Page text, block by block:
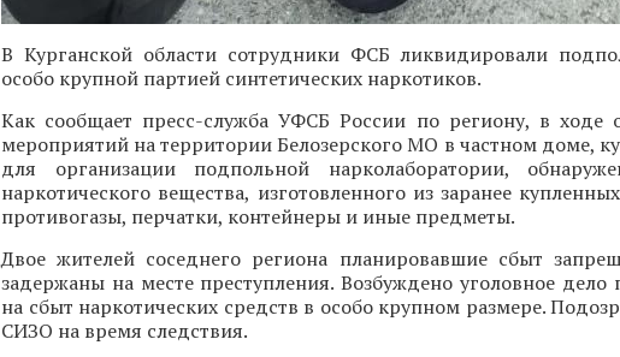
В Курганской области сотрудники ФСБ ликвидировали
особо крупной партией синтетических наркотиков.
Как сообщает пресс-служба УФСБ России по региону, в ходе
мероприятий на территории Белозерского МО в частном доме,
для организации подпольной нарколаборатории,
наркотического вещества, изготовленного из заранее
противогазы, перчатки, контейнеры и иные предметы.
Двое жителей соседнего региона планировавшие сбыт
задержаны на месте преступления. Возбуждено уголовное дело
на сбыт наркотических средств в особо крупном размере.
СИЗО на время следствия.